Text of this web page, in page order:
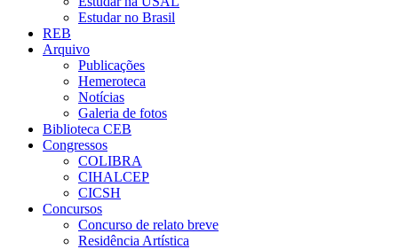
Estudar no Brasil
REB
Arquivo
Publicações
Hemeroteca
Notícias
Galeria de fotos
Biblioteca CEB
Congressos
COLIBRA
CIHALCEP
CICSH
Concursos
Concurso de relato breve
Residência Artística